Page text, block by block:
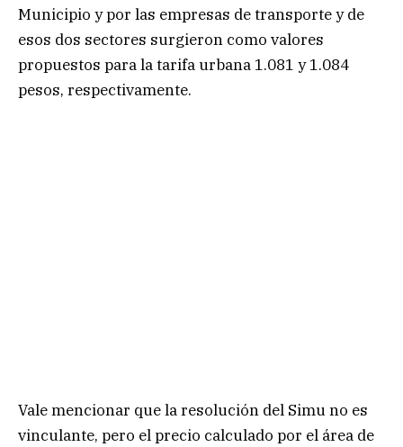
Municipio y por las empresas de transporte y de
esos dos sectores surgieron como valores
propuestos para la tarifa urbana 1.081 y 1.084
pesos, respectivamente.
Vale mencionar que la resolución del Simu no es
vinculante, pero el precio calculado por el área de